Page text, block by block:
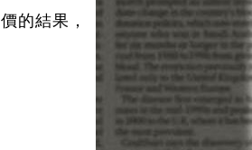
的結果，